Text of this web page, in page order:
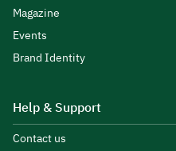
Magazine
Events
Brand Identity
Help & Support
Contact us